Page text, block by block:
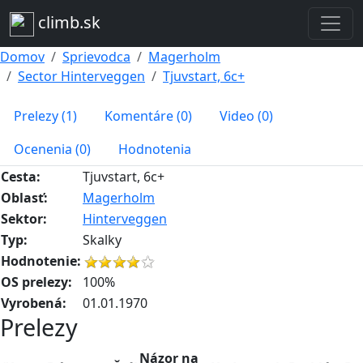
climb.sk
Domov Sprievodca
Magerholm
Sector Hinterveggen
Tjuvstart, 6c+
Prelezy (1) Komentáre (0)
Video (0)
Ocenenia (0)
Hodnotenia
Cesta:
Tjuvstart, 6c+
Oblasť:
Magerholm
Sektor:
Hinterveggen
Typ:
Skalky
Hodnotenie:
OS prelezy:
100%
Vyrobená:
01.01.1970
Prelezy
Názor na